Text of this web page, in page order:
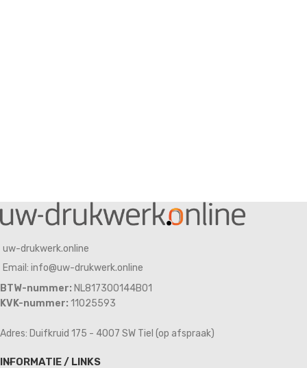
uw-drukwerk.online
Email: info@uw-drukwerk.online
BTW-nummer: NL817300144B01
KVK-nummer: 11025593
Adres: Duifkruid 175 - 4007 SW Tiel (op afspraak)
INFORMATIE / LINKS